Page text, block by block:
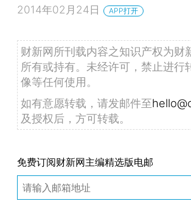
2014年02月24日 APP打开
财新网所刊载内容之知识产权为财
所有或持有。未经许可，禁止进行
像等任何使用。
如有意愿转载，请发邮件至
及授权后，方可转载。
免费订阅财新网主编精选版电邮